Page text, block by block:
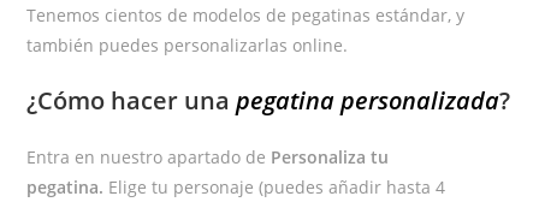
Tenemos cientos de modelos de pegatinas estándar, y
también puedes personalizarlas online.
¿Cómo hacer unapegatina personalizada?
Entra en nuestro apartado de Personaliza tu
pegatina. Elige tu personaje (puedes añadir hasta 4